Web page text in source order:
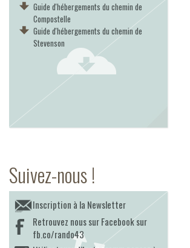
Guide d'hébergements du chemin de
Compostelle
Guide d'hébergements du chemin de
Stevenson
Suivez-nous !
Inscription à la Newsletter
Retrouvez nous sur Facebook sur
fb.co/rando43